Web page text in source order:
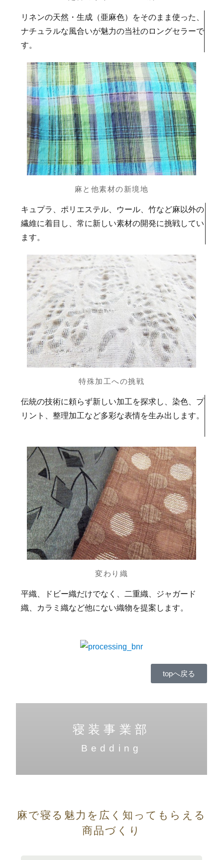
リネンの天然・生成（亜麻色）をそのまま使った、
ナチュラルな風合いが魅力の当社のロングセラーで
す。
麻と他素材の新境地
キュプラ、ポリエステル、ウール、竹など麻以外の
繊維に着目し、常に新しい素材の開発に挑戦してい
ます。
特殊加工への挑戦
伝統の技術に頼らず新しい加工を探求し、染色、プ
リント、整理加工など多彩な表情を生み出します。
変わり織
平織、ドビー織だけでなく、二重織、ジャガード
織、カラミ織など他にない織物を提案します。
topへ戻る
寝装事業部
Bedding
麻で寝る魅力を広く知ってもらえる
商品づくり